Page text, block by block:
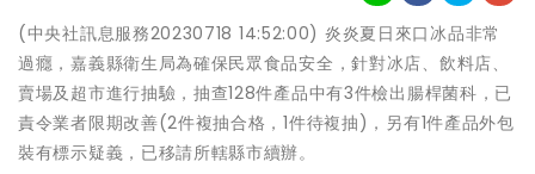
(中央社訊息服務20230718 14:52:00) 炎炎夏日來口冰品非常
過癮，嘉義縣衛生局為確保民眾食品安全，針對冰店、飲料店、
賣場及超市進行抽驗，抽查128件產品中有3件檢出腸桿菌科，已
責令業者限期改善(2件複抽合格，1件待複抽)，另有1件產品外包
裝有標示疑義，已移請所轄縣市續辦。